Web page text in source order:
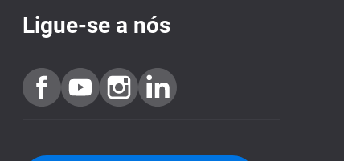
Ligue-se a nós